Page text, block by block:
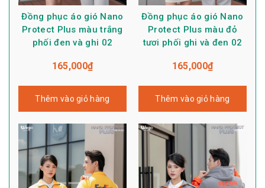
Đồng phục áo gió Nano
Protect Plus màu trắng
phối đen và ghi 02
165,000₫
Thêm vào giỏ hàng
Đồng phục áo gió Nano
Protect Plus màu đỏ
tươi phối ghi và đen 02
165,000₫
Thêm vào giỏ hàng